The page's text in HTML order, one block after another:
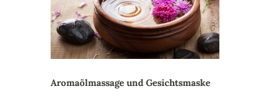
Aromaölmassage und Gesichtsmaske